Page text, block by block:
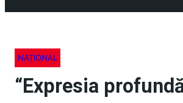
NAȚIONAL
“Expresia